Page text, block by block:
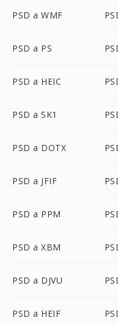
PSD a WMF
PSD a PS
PSD a HEIC
PSD a SK1
PSD a DOTX
PSD a JFIF
PSD a PPM
PSD a XBM
PSD a DJVU
PSD a HEIF